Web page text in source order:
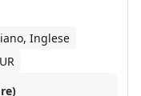
Inglese